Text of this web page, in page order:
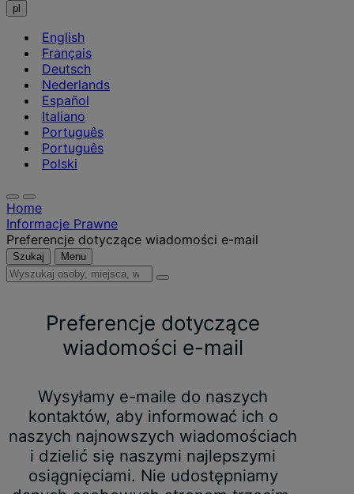
pl
English
Français
Deutsch
Nederlands
Español
Italiano
Português
Português
Polski
Home
Informacje Prawne
Preferencje dotyczące wiadomości e-mail
Szukaj Menu
Wyszukaj
wiadomości
informacje
Preferencje dotyczące
wiadomości e-mail
Wysyłamy e-maile do naszych
kontaktów, aby informować ich o
naszych najnowszych wiadomościach
i dzielić się naszymi najlepszymi
osiągnięciami. Nie udostępniamy